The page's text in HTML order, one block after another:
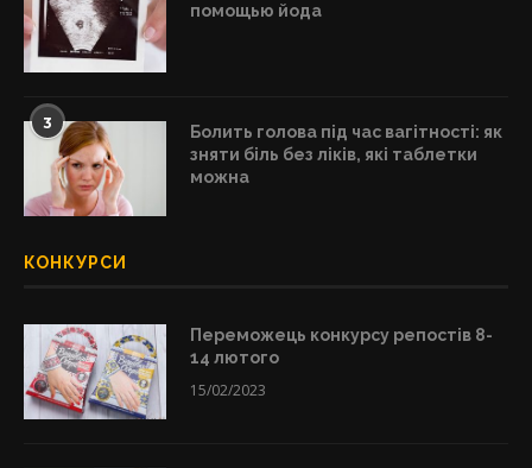
помощью йода
3
Болить голова під час вагітності: як
зняти біль без ліків, які таблетки
можна
КОНКУРСИ
Переможець конкурсу репостів 8-
14 лютого
15/02/2023